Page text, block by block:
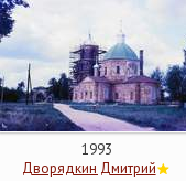
1993
Дворядкин Дмитрий